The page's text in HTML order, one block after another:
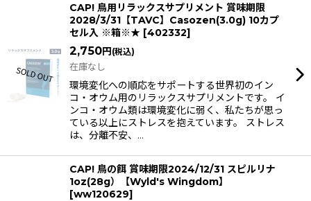
CAP! 鳥用リラックスサプリメント 賞味期限
2028/3/31【TAVC】Casozen(3.0g) 10カプ
セル入 ※箱※★ [402332]
2,750円 (税込)
在庫なし
環境変化への順応をサポートする世界初のイン
コ・オウム用のリラックスサプリメントです。 イ
ンコ・オウム類は環境変化に弱く、私たちが思っ
ている以上にストレスを抱えています。 ストレス
は、分離不安、…
CAP! 鳥の餌 賞味期限2024/12/31 スピルリナ
1oz(28g）【Wyld's Wingdom】
[ww120629]